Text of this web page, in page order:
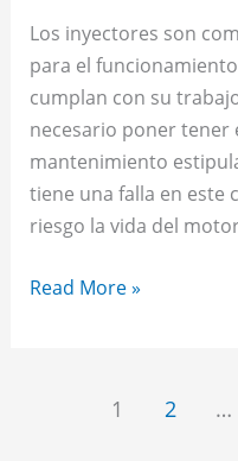
Los inyectores son
para el
cumplan con su
necesario poner tener
mantenimiento
tiene una falla en este
riesgo la vida del
Read More »
1 2 …